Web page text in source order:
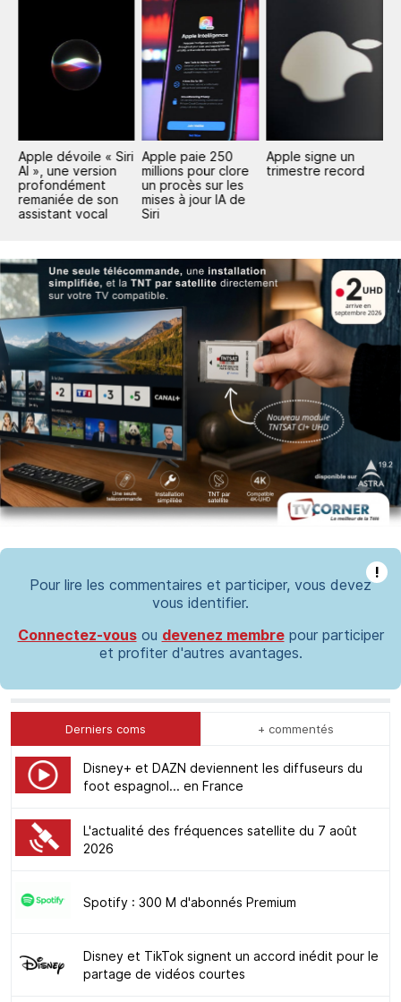
Apple dévoile « Siri
AI », une version
profondément
remaniée de son
assistant vocal
Apple paie 250
millions pour clore
un procès sur les
mises à jour IA de
Siri
Apple signe un
trimestre record
!
Pour lire les commentaires et participer, vous devez
vous identifier.
Connectez-vousou devenez membrepour participer
et profiter d'autres avantages.
Derniers coms + commentés
Disney+ et DAZN deviennent les diffuseurs du
foot espagnol... en France
L'actualité des fréquences satellite du 7 août
2026
Spotify : 300 M d'abonnés Premium
Disney et TikTok signent un accord inédit pour le
partage de vidéos courtes